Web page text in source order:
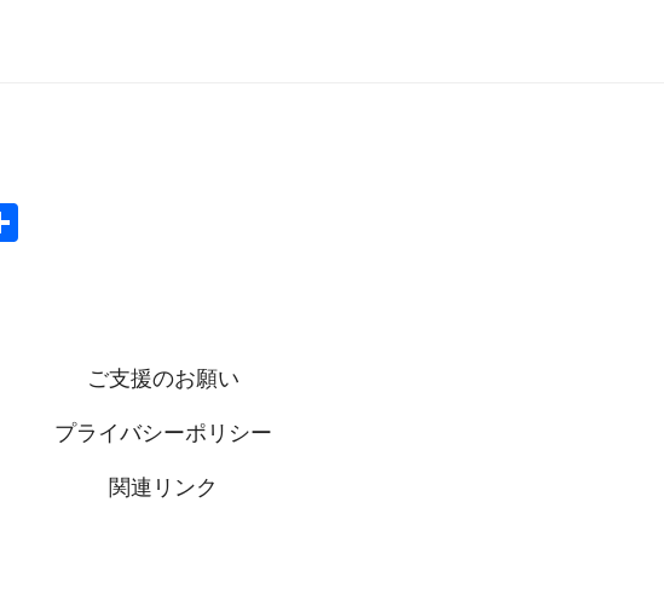
ご支援のお願い
プライバシーポリシー
関連リンク